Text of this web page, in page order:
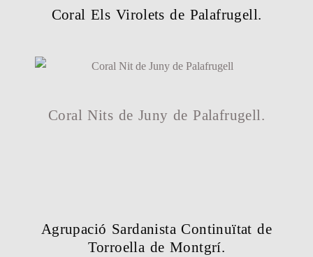
Coral Els Virolets de Palafrugell.
Coral Nits de Juny de Palafrugell.
Agrupació Sardanista Continuïtat de
Torroella de Montgrí.